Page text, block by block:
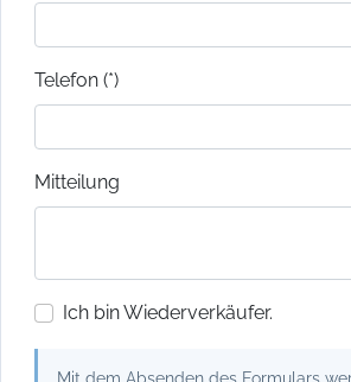
Telefon (*)
Mitteilung
Ich bin Wiederverkäufer.